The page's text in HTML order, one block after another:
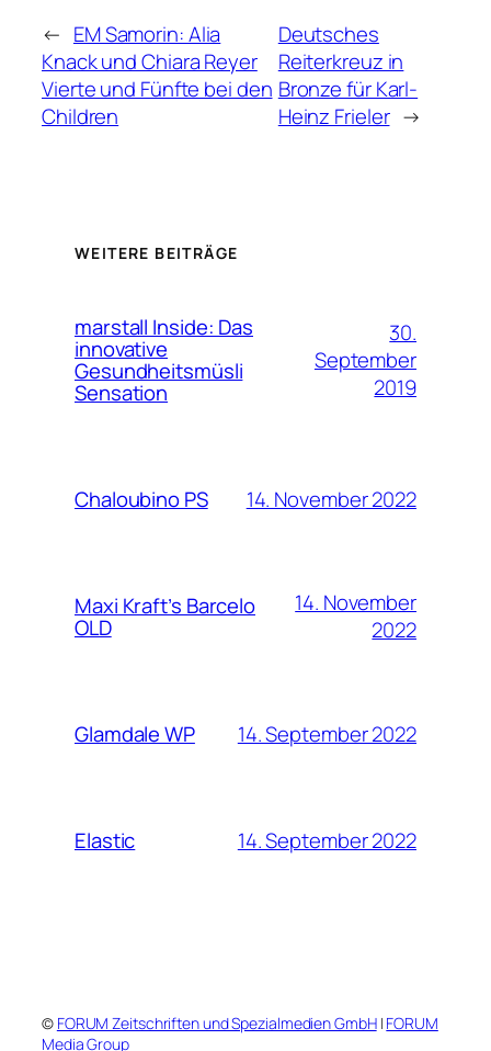
← EM Samorin: Alia
Knack und Chiara Reyer
Vierte und Fünfte bei den
Children
Deutsches
Reiterkreuz in
Bronze für Karl-
Heinz Frieler →
WEITERE BEITRÄGE
marstall Inside: Das
innovative
Gesundheitsmüsli
Sensation
30.
September
2019
Chaloubino PS 14. November 2022
Maxi Kraft’s Barcelo
OLD
14. November
2022
Glamdale WP 14. September 2022
Elastic 14. September 2022
© FORUM Zeitschriften und Spezialmedien GmbH| FORUM
Media Group